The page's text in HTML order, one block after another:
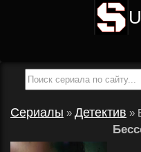
Сериалы » Детектив »